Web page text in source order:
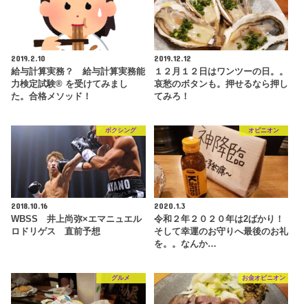
2019.2.10
給与計算実務？ 給与計算実務能
力検定試験® を受けてみまし
た。合格メソッド！
2019.12.12
１２月１２日はワンツーの日。。
哀愁のボタンも。押せるなら押し
てみろ！
ボクシング
2018.10.16
WBSS 井上尚弥×エマニュエル
ロドリゲス 直前予想
オピニオン
2020.1.3
令和２年２０２０年は2ばかり！
そして幸運のお守りへ最後のお礼
を。。なんか…
グルメ お金オピニオン